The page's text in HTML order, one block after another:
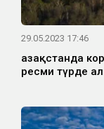
29.05.2023 17:46
Қазақстанда
ресми түрде